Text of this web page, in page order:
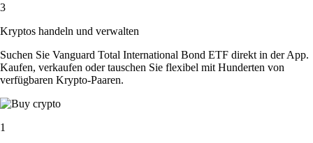
3
Kryptos handeln und verwalten
Suchen Sie Vanguard Total International Bond ETF direkt in der App.
Kaufen, verkaufen oder tauschen Sie flexibel mit Hunderten von
verfügbaren Krypto-Paaren.
1